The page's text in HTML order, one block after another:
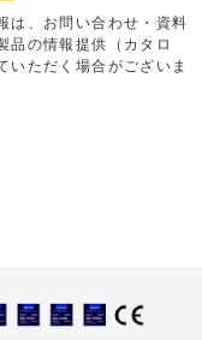
は、お問い合わせ・資料
品の情報提供（カタロ
いただく場合がございま